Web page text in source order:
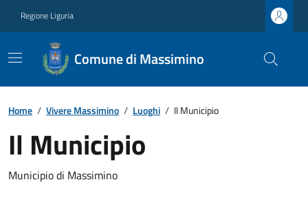
Regione Liguria
Comune di Massimino
Home / Vivere Massimino / Luoghi / Il Municipio
Il Municipio
Municipio di Massimino